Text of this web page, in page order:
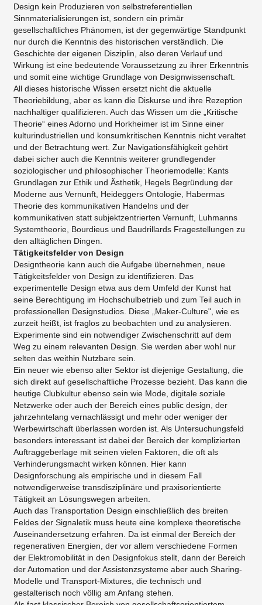
Design kein Produzieren von selbstreferentiellen
Sinnmaterialisierungen ist, sondern ein primär
gesellschaftliches Phänomen, ist der gegenwärtige Standpunkt
nur durch die Kenntnis des historischen verständlich. Die
Geschichte der eigenen Disziplin, also deren Verlauf und
Wirkung ist eine bedeutende Voraussetzung zu ihrer Erkenntnis
und somit eine wichtige Grundlage von Designwissenschaft.
All dieses historische Wissen ersetzt nicht die aktuelle
Theoriebildung, aber es kann die Diskurse und ihre Rezeption
nachhaltiger qualifizieren. Auch das Wissen um die „Kritische
Theorie“ eines Adorno und Horkheimer ist im Sinne einer
kulturindustriellen und konsumkritischen Kenntnis nicht veraltet
und der Betrachtung wert. Zur Navigationsfähigkeit gehört
dabei sicher auch die Kenntnis weiterer grundlegender
soziologischer und philosophischer Theoriemodelle: Kants
Grundlagen zur Ethik und Ästhetik, Hegels Begründung der
Moderne aus Vernunft, Heideggers Ontologie, Habermas
Theorie des kommunikativen Handelns und der
kommunikativen statt subjektzentrierten Vernunft, Luhmanns
Systemtheorie, Bourdieus und Baudrillards Fragestellungen zu
den alltäglichen Dingen.
Tätigkeitsfelder von Design
Designtheorie kann auch die Aufgabe übernehmen, neue
Tätigkeitsfelder von Design zu identifizieren. Das
experimentelle Design etwa aus dem Umfeld der Kunst hat
seine Berechtigung im Hochschulbetrieb und zum Teil auch in
professionellen Designstudios. Diese „Maker-Culture", wie es
zurzeit heißt, ist fraglos zu beobachten und zu analysieren.
Experimente sind ein notwendiger Zwischenschritt auf dem
Weg zu einem relevanten Design. Sie werden aber wohl nur
selten das weithin Nutzbare sein.
Ein neuer wie ebenso alter Sektor ist diejenige Gestaltung, die
sich direkt auf gesellschaftliche Prozesse bezieht. Das kann die
heutige Clubkultur ebenso sein wie Mode, digitale soziale
Netzwerke oder auch der Bereich eines public design, der
jahrzehntelang vernachlässigt und mehr oder weniger der
Werbewirtschaft überlassen worden ist. Als Untersuchungsfeld
besonders interessant ist dabei der Bereich der komplizierten
Auftraggeberlage mit seinen vielen Faktoren, die oft als
Verhinderungsmacht wirken können. Hier kann
Designforschung als empirische und in diesem Fall
notwendigerweise transdisziplinäre und praxisorientierte
Tätigkeit an Lösungswegen arbeiten.
Auch das Transportation Design einschließlich des breiten
Feldes der Signaletik muss heute eine komplexe theoretische
Auseinandersetzung erfahren. Da ist einmal der Bereich der
regenerativen Energien, der vor allem verschiedene Formen
der Elektromobilität in den Designfokus stellt, dann der Bereich
der Automation und der Assistenzsysteme aber auch Sharing-
Modelle und Transport-Mixtures, die technisch und
gestalterisch noch völlig am Anfang stehen.